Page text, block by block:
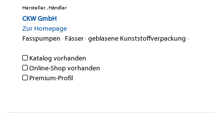
Hersteller , Händler
CKW GmbH
Zur Homepage
Fasspumpen · Fässer·geblasene Kunststoffverpackung ·
Katalog vorhanden
Online-Shop vorhanden
Premium-Profil